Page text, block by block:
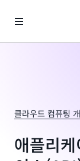
클라우드 컴퓨팅
애플리